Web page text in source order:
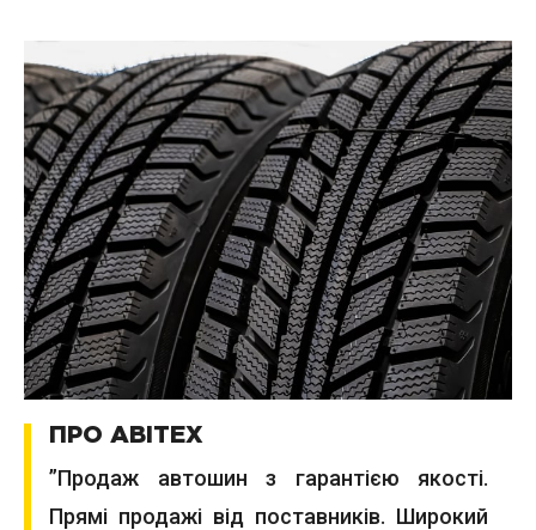
ПРО АВІТЕХ
”Продаж автошин з гарантією якості.
Прямі продажі від поставників. Широкий